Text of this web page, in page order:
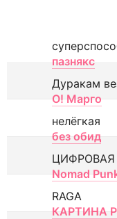
пазнякс
Дуракам
О! Марго
нелёгкая
без обид
Nomad
RAGA
КАРТИНА